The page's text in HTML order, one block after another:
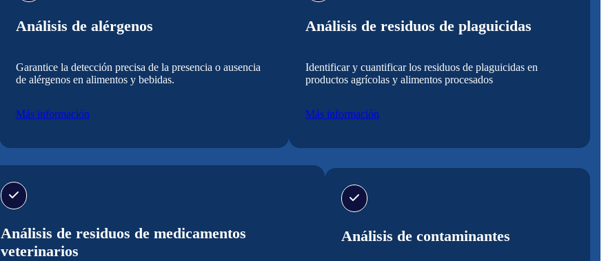
Análisis de alérgenos
Garantice la detección precisa de la presencia o ausencia
de alérgenos en alimentos y bebidas.
Más información
Análisis de residuos de plaguicidas
Identificar y cuantificar los residuos de plaguicidas en
productos agrícolas y alimentos procesados
Más información
Análisis de residuos de medicamentos
veterinarios
Análisis de contaminantes